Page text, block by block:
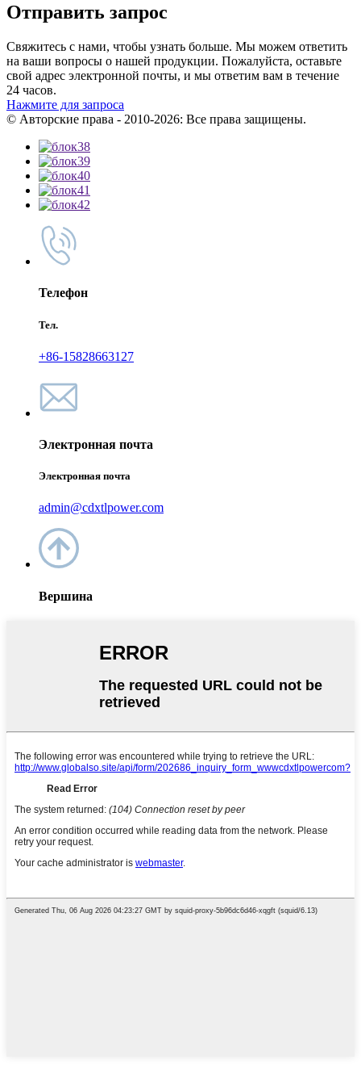
Отправить запрос
Свяжитесь с нами, чтобы узнать больше. Мы можем ответить
на ваши вопросы о нашей продукции. Пожалуйста, оставьте
свой адрес электронной почты, и мы ответим вам в течение
24 часов.
Нажмите для запроса
© Авторские права - 2010-2026: Все права защищены.
Телефон
Тел.
+86-15828663127
Электронная почта
Электронная почта
admin@cdxtlpower.com
Вершина